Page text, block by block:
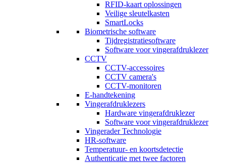
RFID-kaart oplossingen
Veilige sleutelkasten
SmartLocks
Biometrische software
Tijdregistratiesoftware
Software voor vingerafdruklezer
CCTV
CCTV-accessoires
CCTV camera's
CCTV-monitoren
E-handtekening
Vingerafdruklezers
Hardware vingerafdruklezer
Software voor vingerafdruklezer
Vingerader Technologie
HR-software
Temperatuur- en koortsdetectie
Authenticatie met twee factoren